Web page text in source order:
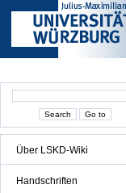
Über LSKD-Wiki
Handschriften